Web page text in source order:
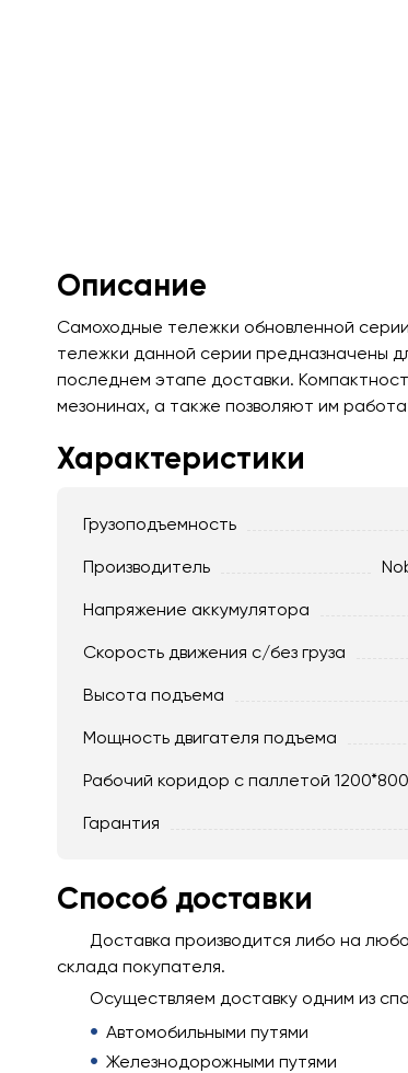
Описание
Самоходные тележки обновленной
тележки данной серии предназначены
последнем этапе доставки.
мезонинах, а также позволяют им
Характеристики
Грузоподъемность
Производитель
Напряжение аккумулятора
Скорость движения c/без груза
Высота подъема
Мощность двигателя подъема
Рабочий коридор с паллетой 1200*800
Гарантия
Способ доставки
Доставка производится либо на
склада покупателя.
Осуществляем доставку одним из
Автомобильными путями
Железнодорожными путями